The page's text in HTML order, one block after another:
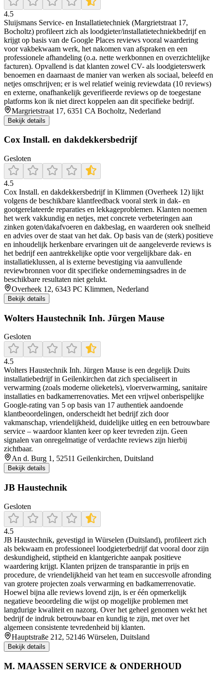
4.5
Sluijsmans Service- en Installatietechniek (Margrietstraat 17,
Bocholtz) profileert zich als loodgieter/installatietechniekbedrijf en
krijgt op basis van de Google Places reviews vooral waardering
voor vakbekwaam werk, het nakomen van afspraken en een
professionele afhandeling (o.a. nette werkbonnen en overzichtelijke
facturen). Opvallend is dat klanten zowel CV- als loodgieterswerk
benoemen en daarnaast de manier van werken als sociaal, beleefd en
netjes omschrijven; er is wel relatief weinig reviewdata (10 reviews)
en externe, onafhankelijk geverifieerde reviews op de toegestane
platforms kon ik niet direct koppelen aan dit specifieke bedrijf.
Margrietstraat 17, 6351 CA Bocholtz, Nederland
Bekijk details
Cox Install. en dakdekkersbedrijf
Gesloten
4.5
Cox Install. en dakdekkersbedrijf in Klimmen (Overheek 12) lijkt
volgens de beschikbare klantfeedback vooral sterk in dak- en
gootgerelateerde reparaties en lekkageproblemen. Klanten noemen
het werk vakkundig en netjes, met concrete verbeteringen aan
zinken goten/dakafvoeren en dakbeslag, en waarderen ook snelheid
en advies over de staat van het dak. Op basis van de (sterk) positieve
en inhoudelijk herkenbare ervaringen uit de aangeleverde reviews is
het bedrijf een aantrekkelijke optie voor vergelijkbare dak- en
installatieklussen, al is externe bevestiging via aanvullende
reviewbronnen voor dit specifieke ondernemingsadres in de
beschikbare resultaten niet gelukt.
Overheek 12, 6343 PC Klimmen, Nederland
Bekijk details
Wolters Haustechnik Inh. Jürgen Mause
Gesloten
4.5
Wolters Haustechnik Inh. Jürgen Mause is een degelijk Duits
installatiebedrijf in Geilenkirchen dat zich specialiseert in
verwarming (zoals moderne olieketels), vloerverwarming, sanitaire
installaties en badkamerrenovaties. Met een vrijwel onberispelijke
Google-rating van 5 op basis van 17 authentiek aandoende
klantbeoordelingen, onderscheidt het bedrijf zich door
vakmanschap, vriendelijkheid, duidelijke uitleg en een betrouwbare
service – waardoor klanten keer op keer tevreden zijn. Geen
signalen van onregelmatige of verdachte reviews zijn hierbij
zichtbaar.
An d. Burg 1, 52511 Geilenkirchen, Duitsland
Bekijk details
JB Haustechnik
Gesloten
4.5
JB Haustechnik, gevestigd in Würselen (Duitsland), profileert zich
als bekwaam en professioneel loodgieterbedrijf dat vooral door zijn
deskundigheid, stiptheid en klantgerichte aanpak positieve
waardering krijgt. Klanten prijzen de transparantie in prijs en
procedure, de vriendelijkheid van het team en succesvolle afronding
van grotere projecten zoals verwarming en badkamerrenovatie.
Hoewel bijna alle reviews lovend zijn, is er één opmerkelijk
negatieve beoordeling die wijst op mogelijke problemen met
langdurige kwaliteit en nazorg. Over het geheel genomen wekt het
bedrijf de indruk betrouwbaar en kundig te zijn, met over het
algemeen consistente tevredenheid bij klanten.
Hauptstraße 212, 52146 Würselen, Duitsland
Bekijk details
M. MAASSEN SERVICE & ONDERHOUD